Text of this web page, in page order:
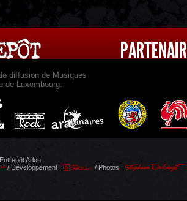
diffusion de Musiques
de Luxembourg.
Arlon
/ Développement : / Photos :